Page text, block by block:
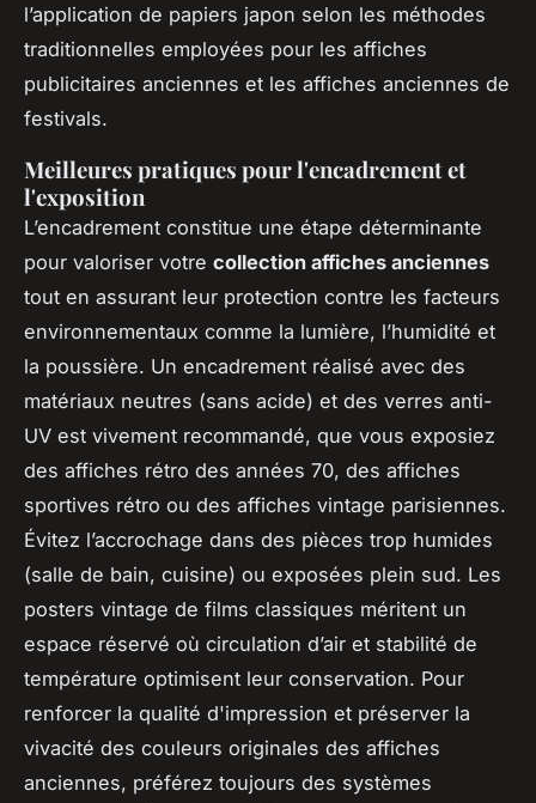
l’application de papiers japon selon les méthodes
traditionnelles employées pour les affiches
publicitaires anciennes et les affiches anciennes de
festivals.
Meilleures pratiques pour l'encadrement et
l'exposition
L’encadrement constitue une étape déterminante
pour valoriser votre collection affiches anciennes
tout en assurant leur protection contre les facteurs
environnementaux comme la lumière, l’humidité et
la poussière. Un encadrement réalisé avec des
matériaux neutres (sans acide) et des verres anti-
UV est vivement recommandé, que vous exposiez
des affiches rétro des années 70, des affiches
sportives rétro ou des affiches vintage parisiennes.
Évitez l’accrochage dans des pièces trop humides
(salle de bain, cuisine) ou exposées plein sud. Les
posters vintage de films classiques méritent un
espace réservé où circulation d’air et stabilité de
température optimisent leur conservation. Pour
renforcer la qualité d'impression et préserver la
vivacité des couleurs originales des affiches
anciennes, préférez toujours des systèmes